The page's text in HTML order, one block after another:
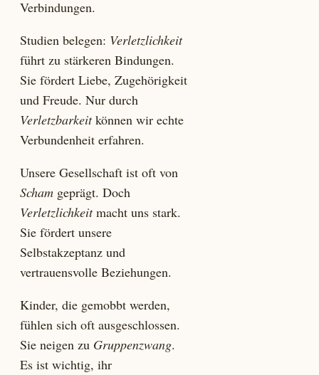
Verbindungen.
Studien belegen: Verletzlichkeit
führt zu stärkeren Bindungen.
Sie fördert Liebe, Zugehörigkeit
und Freude. Nur durch
Verletzbarkeitkönnen wir echte
Verbundenheit erfahren.
Unsere Gesellschaft ist oft von
Scham geprägt. Doch
Verletzlichkeitmacht uns stark.
Sie fördert unsere
Selbstakzeptanz und
vertrauensvolle Beziehungen.
Kinder, die gemobbt werden,
fühlen sich oft ausgeschlossen.
Sie neigen zu Gruppenzwang.
Es ist wichtig, ihr